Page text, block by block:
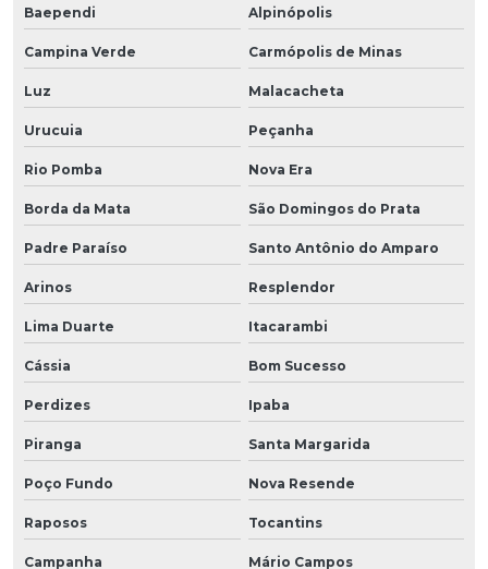
Baependi Alpinópolis
Campina Verde Carmópolis de Minas
Luz Malacacheta
Urucuia Peçanha
Rio Pomba Nova Era
Borda da Mata São Domingos do Prata
Padre Paraíso Santo Antônio do Amparo
Arinos Resplendor
Lima Duarte Itacarambi
Cássia Bom Sucesso
Perdizes Ipaba
Piranga Santa Margarida
Poço Fundo Nova Resende
Raposos Tocantins
Campanha Mário Campos